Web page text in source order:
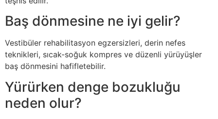
Baş dönmesine ne iyi gelir?
Vestibüler rehabilitasyon egzersizleri, derin nefes
teknikleri, sıcak-soğuk kompres ve düzenli yürüyüşler
baş dönmesini hafifletebilir.
Yürürken denge bozukluğu
neden olur?